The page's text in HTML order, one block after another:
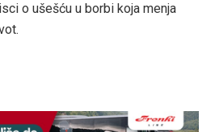
o ušešću u borbi koja menja